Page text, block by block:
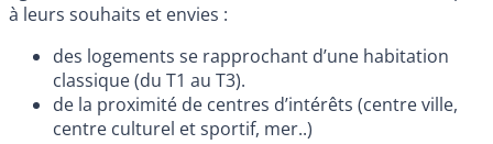
à leurs souhaits et envies :
des logements se rapprochant d’une habitation
classique (du T1 au T3).
de la proximité de centres d’intérêts (centre ville,
centre culturel et sportif, mer..)